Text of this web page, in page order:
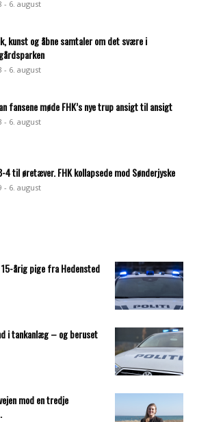
- 6. august
kunst og åbne samtaler om det svære i
- 6. august
fansene møde FHK’s nye trup ansigt til ansigt
- 6. august
4 til øretæver. FHK kollapsede mod Sønderjyske
- 6. august
årig pige fra Hedensted
i tankanlæg – og beruset
mod en tredje